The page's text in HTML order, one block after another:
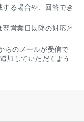
する場合や、回答でき
翌営業日以降の対応と
らのメールが受信で
加していただくよう